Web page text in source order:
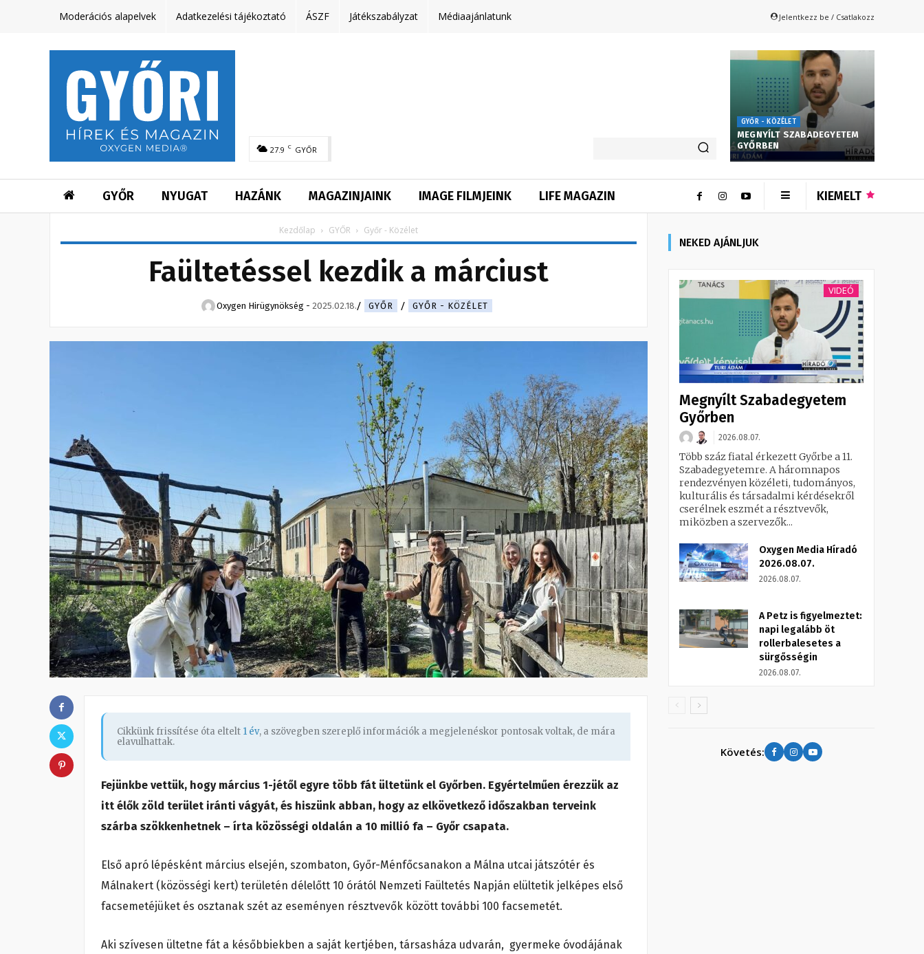
Moderációs alapelvek Adatkezelési tájékoztató ÁSZF Játékszabályzat Médiaajánlatunk Jelentkezz be / Csatlakozz
27.9 C GYŐR
GYŐR - KÖZÉLET
MEGNYÍLT SZABADEGYETEM
GYŐRBEN
GYŐR NYUGAT HAZÁNK MAGAZINJAINK IMAGE FILMJEINK LIFE MAGAZIN KIEMELT
Kezdőlap GYŐR Győr - Közélet
Faültetéssel kezdik a márciust
Oxygen Hirügynökség - 2025.02.18. GYŐR GYŐR - KÖZÉLET
Cikkünk frissítése óta eltelt 1 év, a szövegben szereplő információk a megjelenéskor pontosak voltak, de mára
elavulhattak.
Fejünkbe vettük, hogy március 1-jétől egyre több fát ültetünk el Győrben. Egyértelműen érezzük az
itt élők zöld terület iránti vágyát, és hiszünk abban, hogy az elkövetkező időszakban terveink
szárba szökkenhetnek – írta közösségi oldalán a 10 millió fa – Győr csapata.
Első apró lépésként március elsején, szombaton, Győr-Ménfőcsanakon a Málna utcai játszótér és
Málnakert (közösségi kert) területén délelőtt 10 órától Nemzeti Faültetés Napján elültetik jelképes első
facsemetéjüket és osztanak szét az eseményen résztvevők között további 100 facsemetét.
Aki szívesen ültetne fát a későbbiekben a saját kertjében, társasháza udvarán, gyermeke óvodájának
NEKED AJÁNLJUK
VIDEÓ
Megnyílt Szabadegyetem
Győrben
2026.08.07.
Több száz fiatal érkezett Győrbe a 11.
Szabadegyetemre. A háromnapos
rendezvényen közéleti, tudományos,
kulturális és társadalmi kérdésekről
cserélnek eszmét a résztvevők,
miközben a szervezők...
Oxygen Media Híradó
2026.08.07.
2026.08.07.
A Petz is figyelmeztet:
napi legalább öt
rollerbalesetes a
sürgősségin
2026.08.07.
Követés: